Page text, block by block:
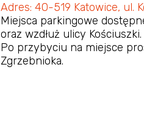
Adres: 40-519 Katowice, ul.
Miejsca parkingowe
oraz wzdłuż ulicy Kościuszki.
Po przybyciu na miejsce
Zgrzebnioka.